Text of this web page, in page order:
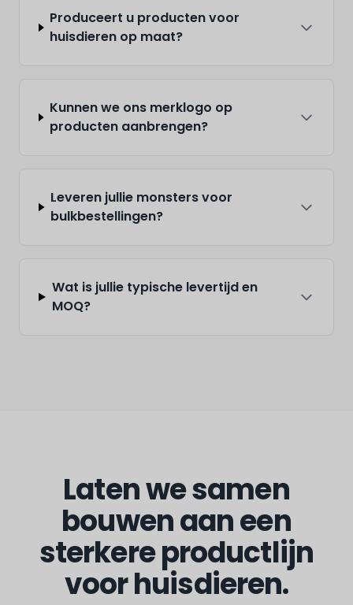
Produceert u producten voor
huisdieren op maat?
Kunnen we ons merklogo op
producten aanbrengen?
Leveren jullie monsters voor
bulkbestellingen?
Wat is jullie typische levertijd en
MOQ?
Laten we samen
bouwen aan een
sterkere productlijn
voor huisdieren.